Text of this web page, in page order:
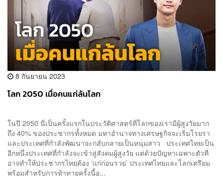
8 กันยายน 2023
โลก 2050 เมื่อคนแก่ล้นโลก
ในปี 2050 นี่เป็นครั้งแรกในประวัติศาสตร์ที่โลกของเรามีผู้สูงวัยมาก
ถึง 40% ของประชากรทั้งหมด มหาอำนาจทางเศรษฐกิจจะเริ่มโรยรา
และประเทศที่กำลังพัฒนาจะกลับกลายเป็นหนุ่มสาว ประเทศไทยเป็น
อีกหนึ่งประเทศที่กำลังจะเข้าสู่สังคมผู้สูงวัย แต่ด้วยปัญหาเฉพาะตัวที่
อาจทำให้ประชากรไทยต้อง ‘แก่ก่อนรวย’ ประเทศไทยและโลกเตรียม
พร้อมสำหรับการท้าทายครั้งนี้อ...